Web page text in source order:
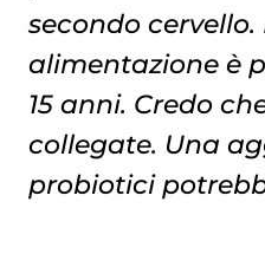
secondo cervello.
alimentazione è
15 anni. Credo
collegate. Una
probiotici